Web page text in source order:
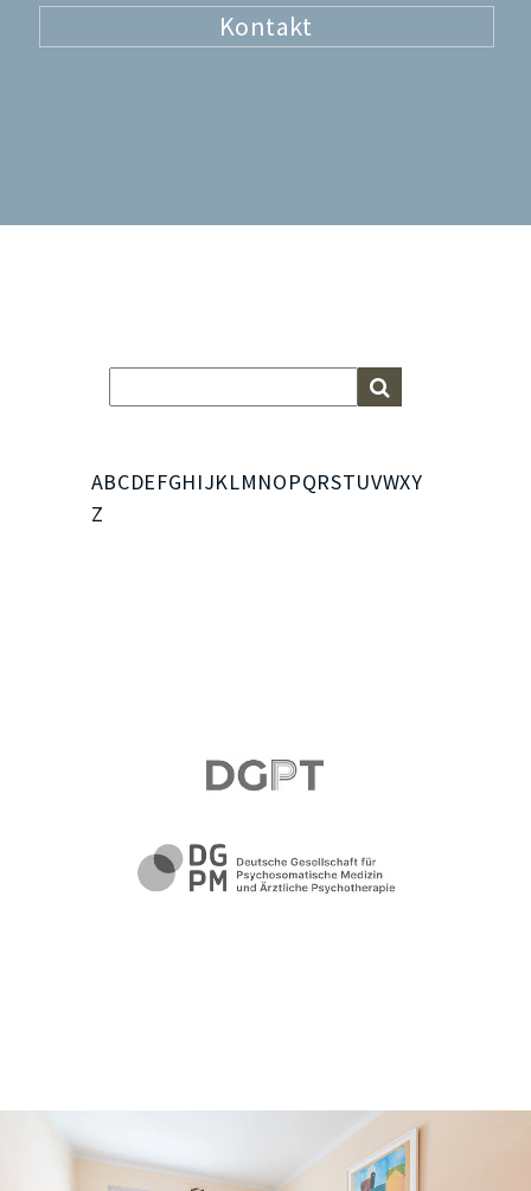
Kontakt
ABCDEFGHIJKLMNOPQRSTUVWXY
Z